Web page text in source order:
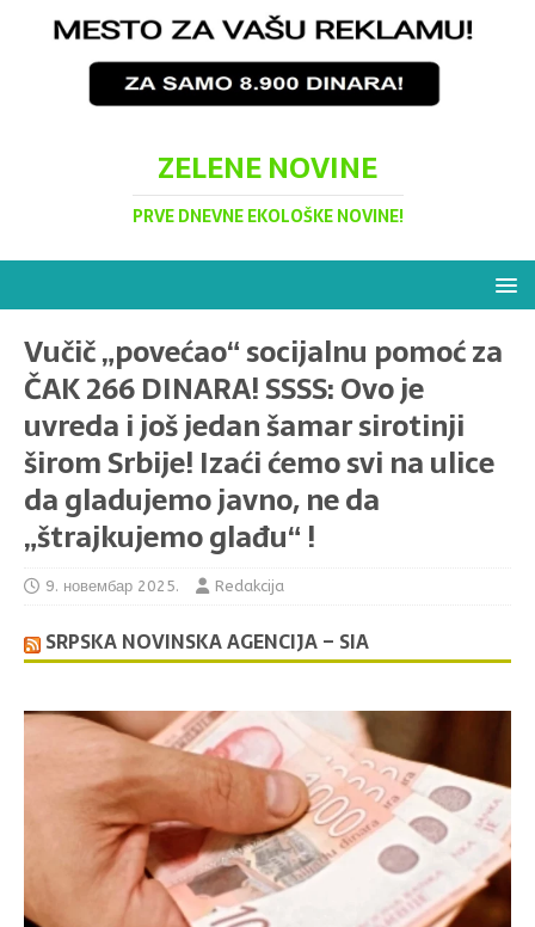
ZELENE NOVINE
PRVE DNEVNE EKOLOŠKE NOVINE!
Vučič „povećao“ socijalnu pomoć za
ČAK 266 DINARA! SSSS: Ovo je
uvreda i još jedan šamar sirotinji
širom Srbije! Izaći ćemo svi na ulice
da gladujemo javno, ne da
„štrajkujemo glađu“ !
9. новембар 2025. Redakcija
SRPSKA NOVINSKA AGENCIJA – SIA